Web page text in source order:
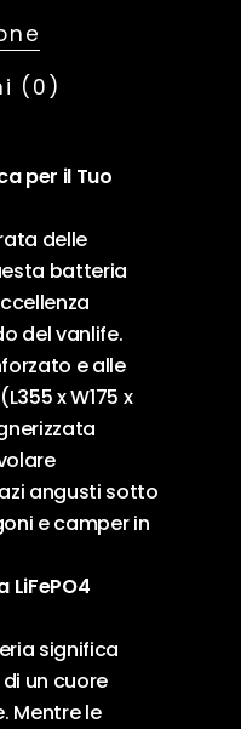
(0)
per il Tuo
delle
batteria
del vanlife.
e alle
x W175 x
angusti sotto
e camper in
LiFePO4
significa
un cuore
Mentre le